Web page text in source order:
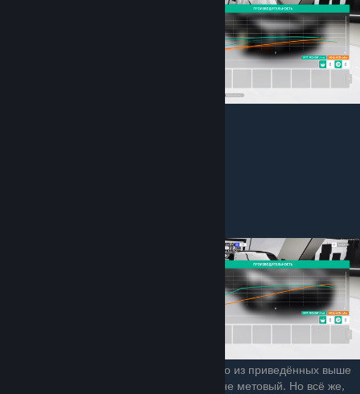
Если у вас не имеется в наличии ни одного из приведённых выше
моторов, не страшно, можно поставить и не метовый. Но всё же,